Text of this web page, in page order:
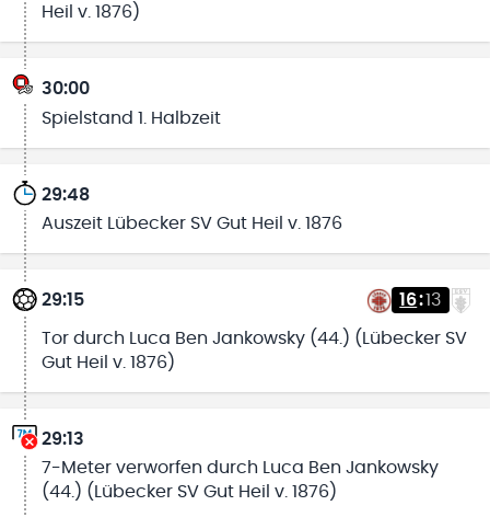
Heil v. 1876)
30:00
Spielstand 1. Halbzeit
29:48
Auszeit Lübecker SV Gut Heil v. 1876
29:15 16:13
Tor durch Luca Ben Jankowsky (44.) (Lübecker SV
Gut Heil v. 1876)
29:13
7-Meter verworfen durch Luca Ben Jankowsky
(44.) (Lübecker SV Gut Heil v. 1876)